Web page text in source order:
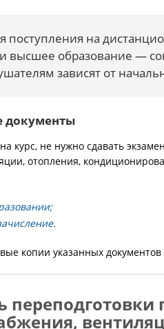
поступления на
высшее образование —
зависят от
документы
курс, не нужно сдавать
отопления,
копии указанных